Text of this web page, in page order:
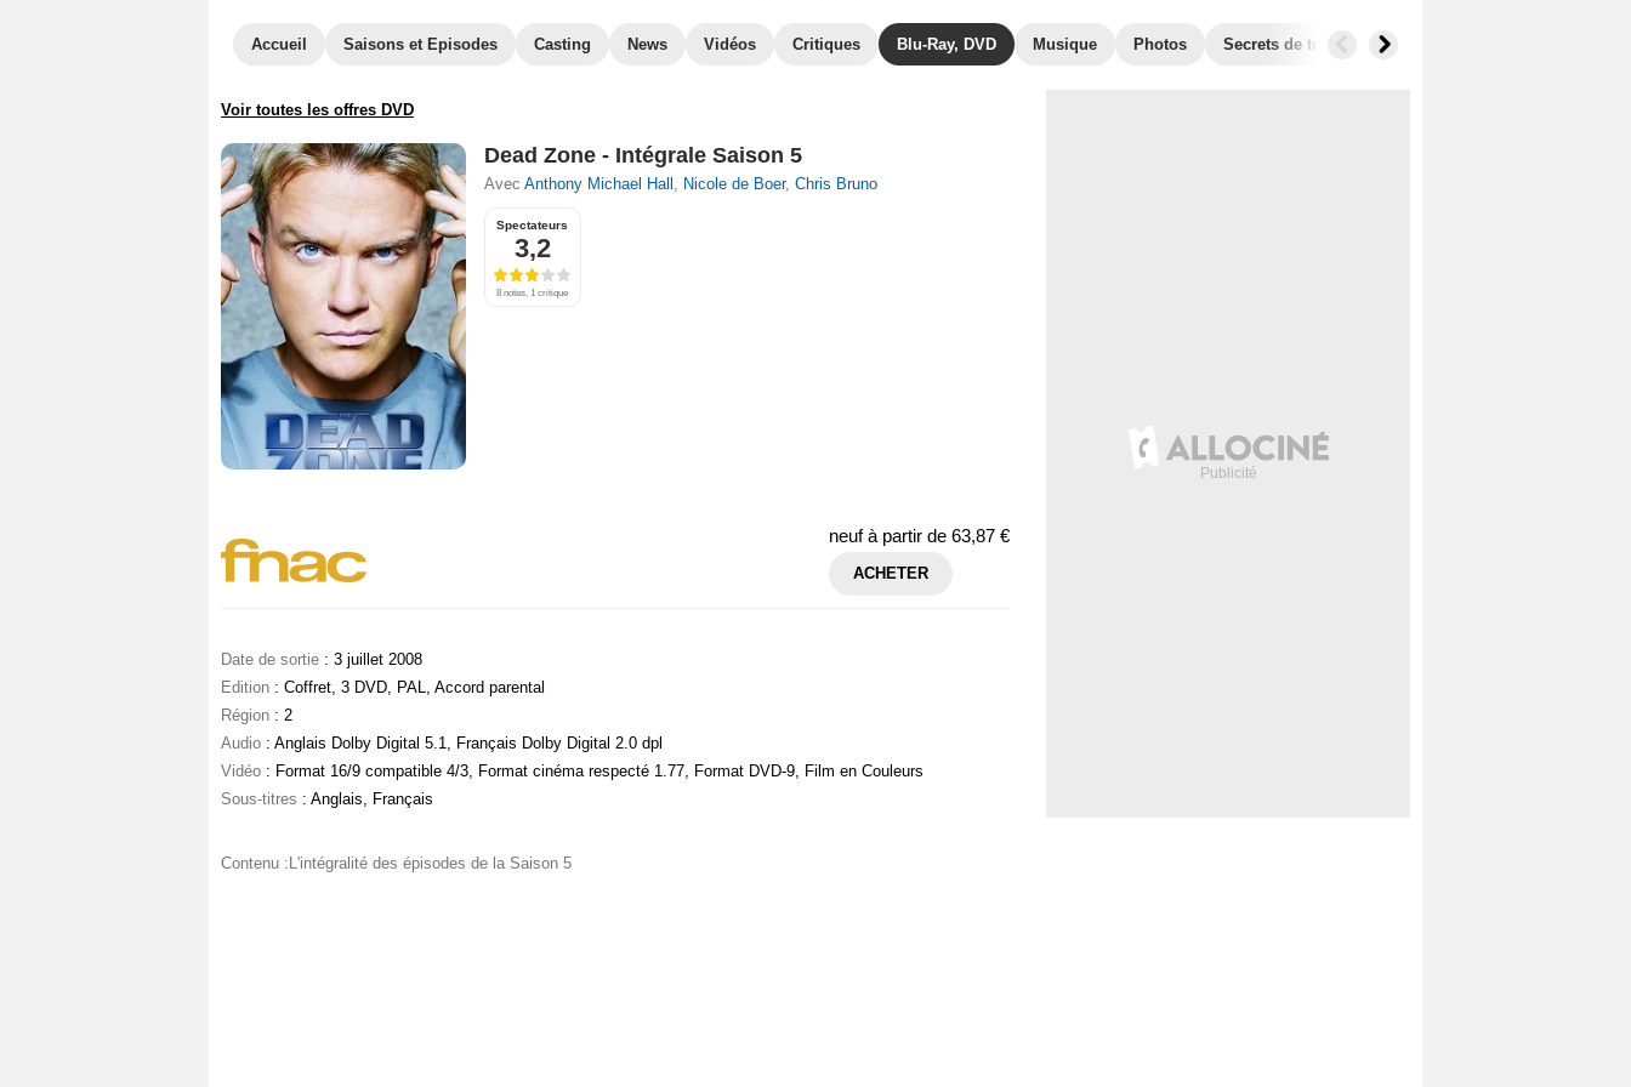
Accueil Saisons et Episodes Casting News Vidéos Critiques Blu-Ray, DVD Musique Photos Secrets de tournage
Voir toutes les offres DVD
Dead Zone - Intégrale Saison 5
Avec Anthony Michael Hall , Nicole de Boer, Chris Bruno
Spectateurs
3,2
8 notes, 1 critique
neuf à partir de 63,87 €
ACHETER
Date de sortie : 3 juillet 2008
Edition : Coffret, 3 DVD, PAL, Accord parental
Région : 2
Audio : Anglais Dolby Digital 5.1, Français Dolby Digital 2.0 dpl
Vidéo : Format 16/9 compatible 4/3, Format cinéma respecté 1.77, Format DVD-9, Film en Couleurs
Sous-titres : Anglais, Français
Contenu :L'intégralité des épisodes de la Saison 5